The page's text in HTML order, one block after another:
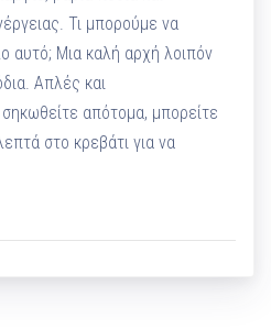
Τι μπορούμε να
αυτό; Μια καλή αρχή λοιπόν
Απλές και
απότομα, μπορείτε
στο κρεβάτι για να